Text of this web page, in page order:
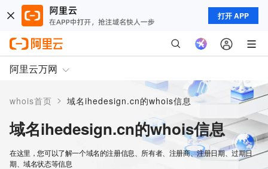
打开 APP
阿里云万网
whois首页 > 域名ihedesign.cn的whois信息
域名ihedesign.cn的whois信息
在这里，您可以了解一个域名的注册信息、所有者、注册商、注册日期、过期日
期、域名状态等信息